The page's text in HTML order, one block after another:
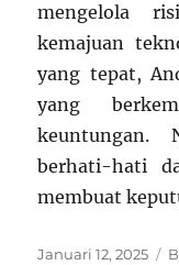
mengelola
kemajuan
yang tepat,
yang
keuntungan.
berhati-hati
membuat
Posted
Januari 12, 2025